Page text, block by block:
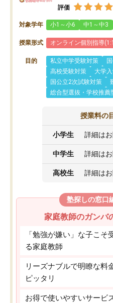
評価
対象学年 小1～小6 中1～中3
授業形式 オンライン個別指導
目的 私立中学受験対策
高校受験対策
大学
国公立2次試験対策
総合型選抜・学校推薦
授業料の
小学生 詳細は
中学生 詳細は
高校生 詳細は
塾探しの窓口
家庭教師のガンバ
「勉強が嫌い」な子こ
る家庭教師
リーズナブルで明瞭な料
ピッタリ
お得で使いやすいサービ